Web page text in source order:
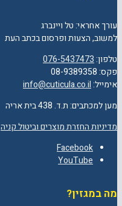
עורך אחראי: טל ויינברג
למשוב, הצעות ופרסום בכתב העת
טלפון:076-5437473
פקס: 08-9389358
אימייל:info@cuticula.co.il
מען למכתבים: ת.ד. 438 בית אריה
מדיניות החזרת מוצרים וביטול קניה
Facebook
YouTube
מה במגזין?